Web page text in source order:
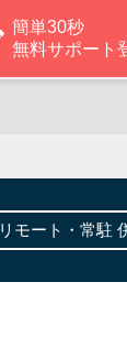
簡単30秒
無料サポート
リモート・常駐